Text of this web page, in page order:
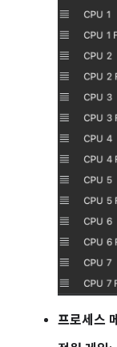
프로세스